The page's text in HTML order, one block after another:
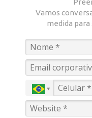
Vamos
medida